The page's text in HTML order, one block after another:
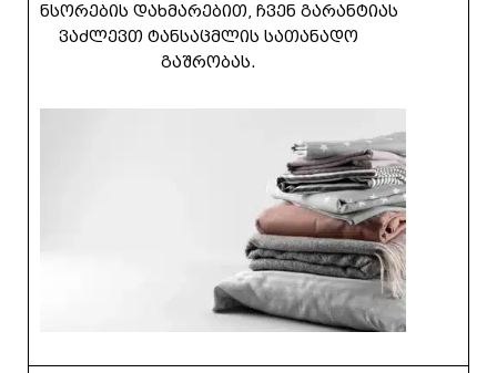
სენსორების დახმარებით, ჩვენ გარანტიას
ვაძლევთ ტანსაცმლის სათანადო
გაშრობას.